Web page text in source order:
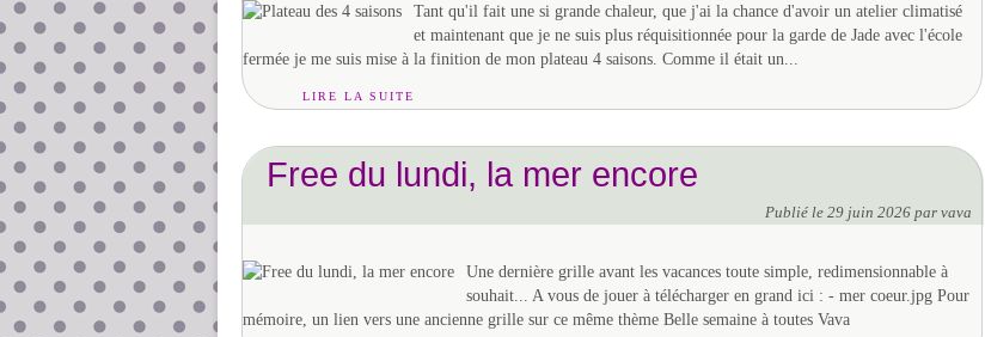
Tant qu'il fait une si grande chaleur, que j'ai la chance d'avoir un atelier climatisé
et maintenant que je ne suis plus réquisitionnée pour la garde de Jade avec l'école
fermée je me suis mise à la finition de mon plateau 4 saisons. Comme il était un...
LIRE LA SUITE
Free du lundi, la mer encore
Publié le 29 juin 2026 par vava
Une dernière grille avant les vacances toute simple, redimensionnable à
souhait... A vous de jouer à télécharger en grand ici : - mer coeur.jpg Pour
mémoire, un lien vers une ancienne grille sur ce même thème Belle semaine à toutes Vava